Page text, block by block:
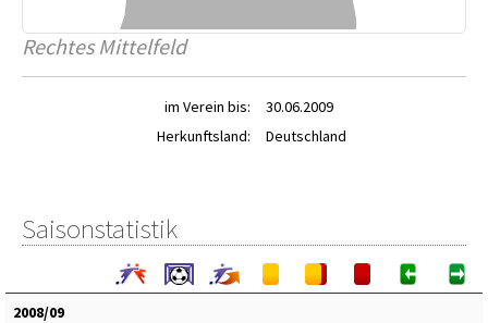
Rechtes Mittelfeld
im Verein bis:
30.06.2009
Herkunftsland:
Deutschland
Saisonstatistik
2008/09